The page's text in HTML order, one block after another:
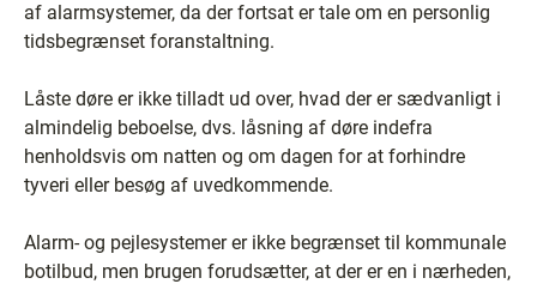
af alarmsystemer, da der fortsat er tale om en personlig
tidsbegrænset foranstaltning.
Låste døre er ikke tilladt ud over, hvad der er sædvanligt i
almindelig beboelse, dvs. låsning af døre indefra
henholdsvis om natten og om dagen for at forhindre
tyveri eller besøg af uvedkommende.
Alarm- og pejlesystemer er ikke begrænset til kommunale
botilbud, men brugen forudsætter, at der er en i nærheden,